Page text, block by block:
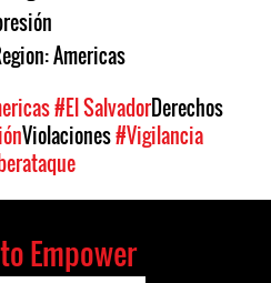
Americas
#El SalvadorDerechos
Violaciones#Vigilancia
Empower